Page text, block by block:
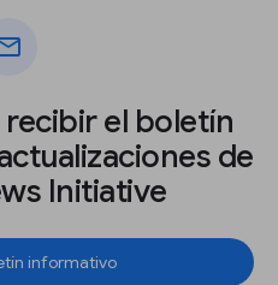
el boletín
de
Initiative
informativo